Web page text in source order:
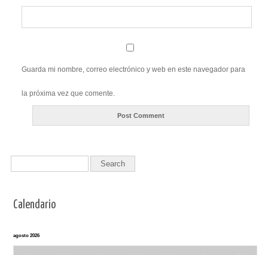
Guarda mi nombre, correo electrónico y web en este navegador para
la próxima vez que comente.
Calendario
agosto 2026